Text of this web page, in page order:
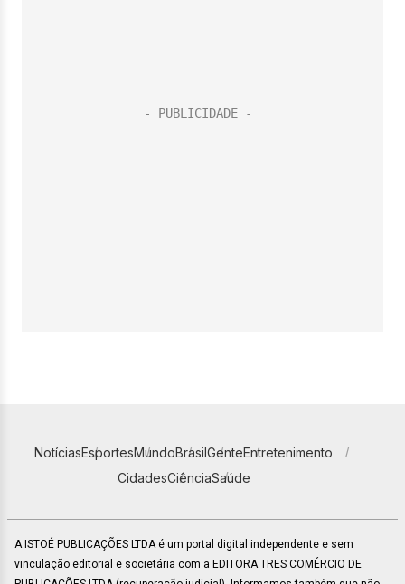
NotíciasEsportesMundoBrasilGenteEntretenimento
CidadesCiênciaSaúde
A ISTOÉ PUBLICAÇÕES LTDA é um portal digital independente e sem
vinculação editorial e societária com a EDITORA TRES COMÉRCIO DE